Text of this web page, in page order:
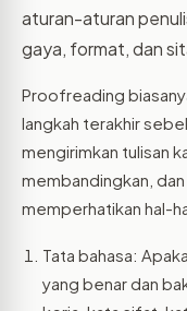
aturan-aturan
gaya, format, dan
Proofreading
langkah terakhir
mengirimkan tulisan
membandingkan,
memperhatikan hal-
Tata bahasa:
yang benar dan